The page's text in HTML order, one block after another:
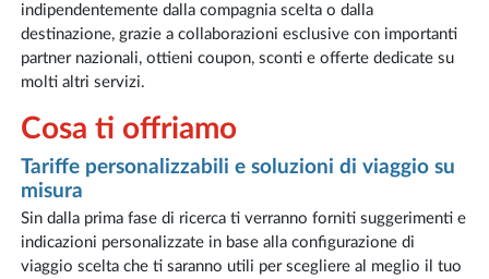
indipendentemente dalla compagnia scelta o dalla
destinazione, grazie a collaborazioni esclusive con importanti
partner nazionali, ottieni coupon, sconti e offerte dedicate su
molti altri servizi.
Cosa ti offriamo
Tariffe personalizzabili e soluzioni di viaggio su
misura
Sin dalla prima fase di ricerca ti verranno forniti suggerimenti e
indicazioni personalizzate in base alla configurazione di
viaggio scelta che ti saranno utili per scegliere al meglio il tuo